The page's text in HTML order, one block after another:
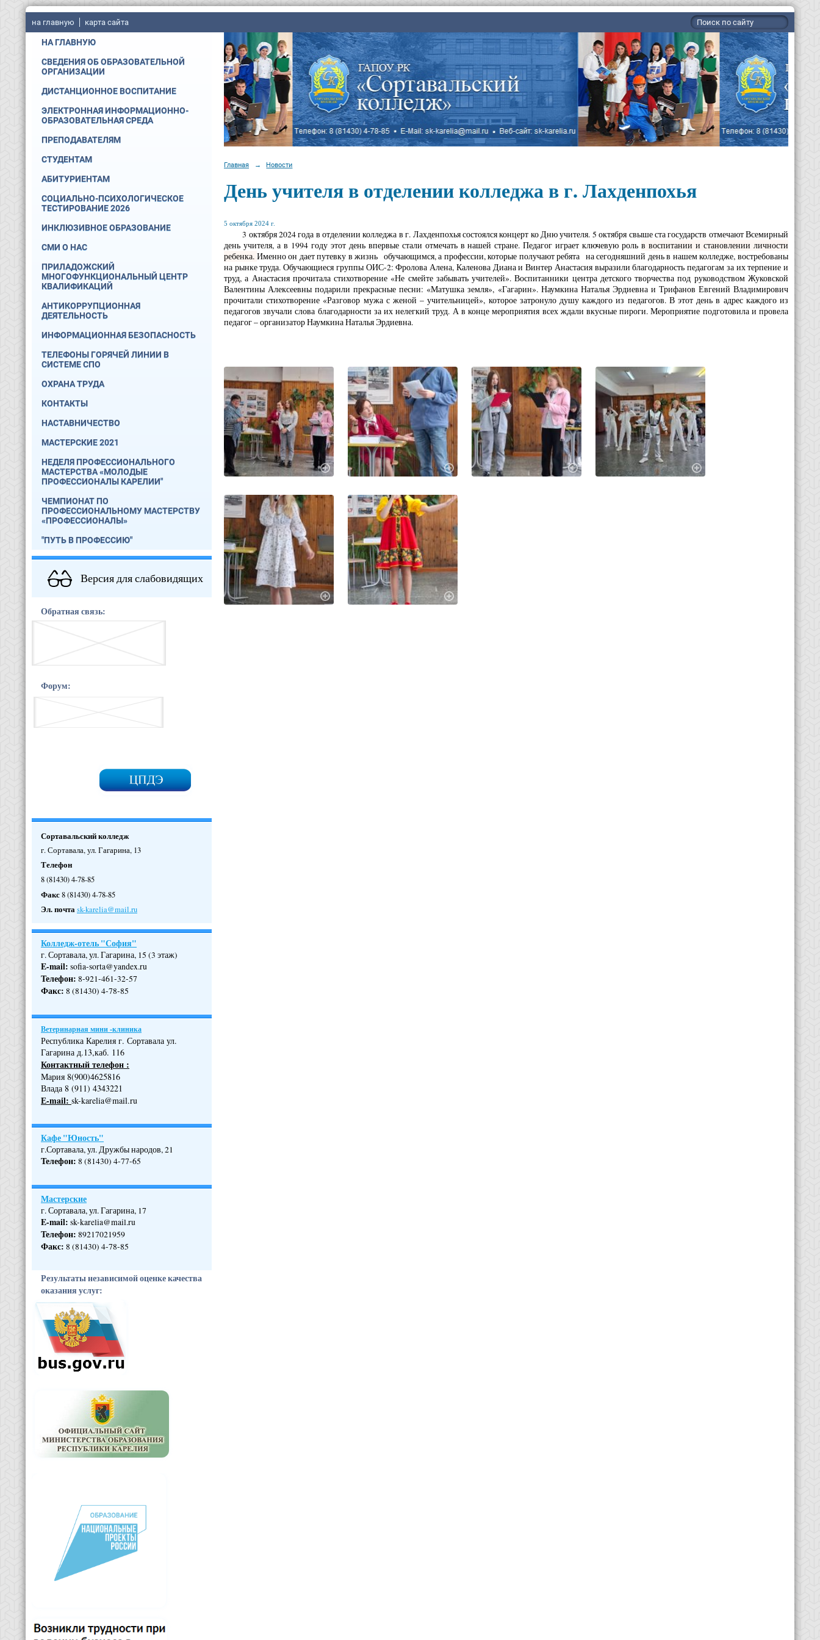
на главную карта сайта
НА ГЛАВНУЮ
СВЕДЕНИЯ ОБ ОБРАЗОВАТЕЛЬНОЙ
ОРГАНИЗАЦИИ
ДИСТАНЦИОННОЕ ВОСПИТАНИЕ
ЭЛЕКТРОННАЯ ИНФОРМАЦИОННО-
ОБРАЗОВАТЕЛЬНАЯ СРЕДА
ПРЕПОДАВАТЕЛЯМ
СТУДЕНТАМ
АБИТУРИЕНТАМ
СОЦИАЛЬНО-ПСИХОЛОГИЧЕСКОЕ
ТЕСТИРОВАНИЕ 2026
ИНКЛЮЗИВНОЕ ОБРАЗОВАНИЕ
СМИ О НАС
ПРИЛАДОЖСКИЙ
МНОГОФУНКЦИОНАЛЬНЫЙ ЦЕНТР
КВАЛИФИКАЦИЙ
АНТИКОРРУПЦИОННАЯ
ДЕЯТЕЛЬНОСТЬ
ИНФОРМАЦИОННАЯ БЕЗОПАСНОСТЬ
ТЕЛЕФОНЫ ГОРЯЧЕЙ ЛИНИИ В
СИСТЕМЕ СПО
ОХРАНА ТРУДА
КОНТАКТЫ
НАСТАВНИЧЕСТВО
МАСТЕРСКИЕ 2021
НЕДЕЛЯ ПРОФЕССИОНАЛЬНОГО
МАСТЕРСТВА «МОЛОДЫЕ
ПРОФЕССИОНАЛЫ КАРЕЛИИ"
ЧЕМПИОНАТ ПО
ПРОФЕССИОНАЛЬНОМУ МАСТЕРСТВУ
«ПРОФЕССИОНАЛЫ»
"ПУТЬ В ПРОФЕССИЮ"
Версия для слабовидящих
Обратная связь:
Форум:
Сортавальский колледж
г. Сортавала, ул. Гагарина, 13
Телефон
8 (81430) 4-78-85
Факс8 (81430) 4-78-85
Эл. почтаsk-karelia@mail.ru
Колледж-отель "София"
г. Сортавала, ул. Гагарина, 15 (3 этаж)
E-mail: sofia-sorta@yandex.ru
Телефон: 8-921-461-32-57
Факс: 8 (81430) 4-78-85
Ветеринарная мини -клиника
Республика Карелия г. Сортавала ул.
Гагарина д.13,каб. 116
Контактный телефон :
Мария 8(900)4625816
Влада 8 (911) 4343221
Е-mail: sk-karelia@mail.ru
Кафе "Юность"
г.Сортавала, ул. Дружбы народов, 21
Телефон: 8 (81430) 4-77-65
Мастерские
г. Сортавала, ул. Гагарина, 17
E-mail: sk-karelia@mail.ru
Телефон: 89217021959
Факс: 8 (81430) 4-78-85
Результаты независимой оценке качества
оказания услуг:
Главная → Новости
День учителя в отделении колледжа в г. Лахденпохья
5 октября 2024 г.
3 октября 2024 года в отделении колледжа в г. Лахденпохья состоялся концерт ко Дню учителя. 5 октября свыше ста государств отмечают Всемирный
день учителя, а в 1994 году этот день впервые стали отмечать в нашей стране. Педагог играет ключевую рольв воспитании и становлении личности
ребенка. Именно он дает путевку в жизнь обучающимся, а профессии, которые получают ребята на сегодняшний день в нашем колледже, востребованы
на рынке труда. Обучающиеся группы ОИС-2: Фролова Алена, Каленова Диана и Винтер Анастасия выразили благодарность педагогам за их терпение и
труд, а Анастасия прочитала стихотворение «Не смейте забывать учителей». Воспитанники центра детского творчества под руководством Жуковской
Валентины Алексеевны подарили прекрасные песни: «Матушка земля», «Гагарин». Наумкина Наталья Эрдиевна и Трифанов Евгений Владимирович
прочитали стихотворение «Разговор мужа с женой – учительницей», которое затронуло душу каждого из педагогов. В этот день в адрес каждого из
педагогов звучали слова благодарности за их нелегкий труд. А в конце мероприятия всех ждали вкусные пироги. Мероприятие подготовила и провела
педагог – организатор Наумкина Наталья Эрдиевна.